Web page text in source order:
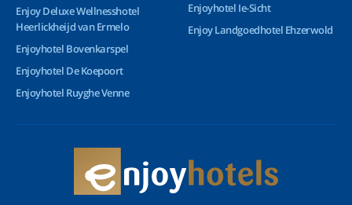
Enjoy Deluxe Wellnesshotel
Heerlickheijd van Ermelo
Enjoyhotel Bovenkarspel
Enjoyhotel De Koepoort
Enjoyhotel Ruyghe Venne
Enjoyhotel Ie-Sicht
Enjoy Landgoedhotel Ehzerwold